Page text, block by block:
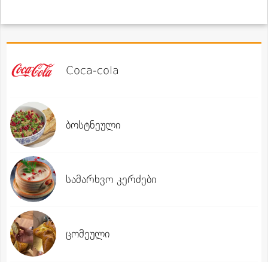
Coca-cola
ბოსტნეული
სამარხვო კერძები
ცომეული